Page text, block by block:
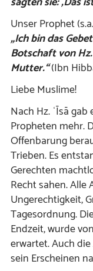
Unser Prophet
„Ich bin das
Botschaft von
Mutter.“(Ibn
Liebe Muslime!
Nach Hz. ʿĪsā
Propheten mehr.
Offenbarung
Trieben. Es
Gerechten
Recht sahen. Alle
Ungerechtigkeit,
Tagesordnung.
Endzeit, wurde
erwartet. Auch
sein Erscheinen